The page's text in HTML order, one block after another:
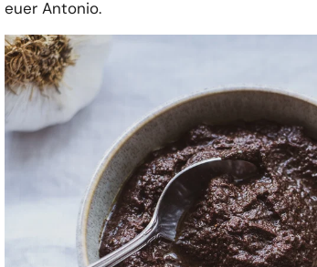
euer Antonio.